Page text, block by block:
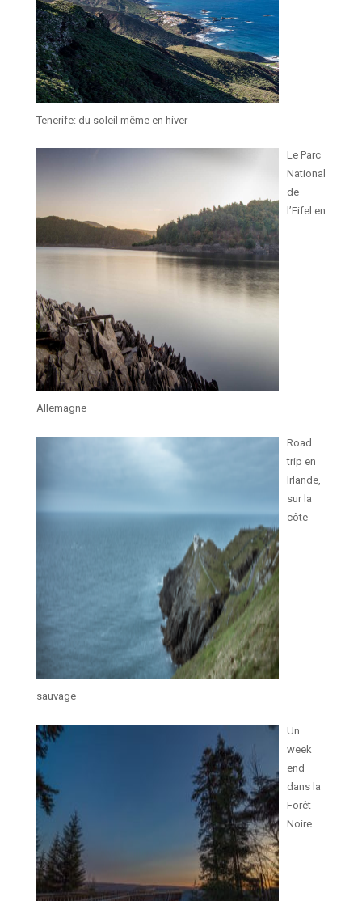
Tenerife: du soleil même en hiver
Le Parc
National
de
l’Eifel en
Allemagne
Road
trip en
Irlande,
sur la
côte
sauvage
Un
week
end
dans la
Forêt
Noire